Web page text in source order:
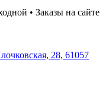
• Заказы на сайте
28, 61057